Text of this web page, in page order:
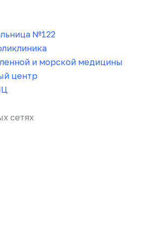
№122
и морской медицины
центр
сетях